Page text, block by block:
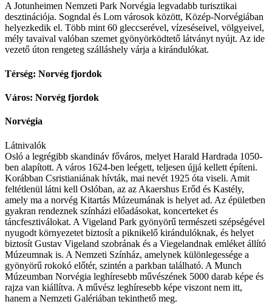
A Jotunheimen Nemzeti Park Norvégia legvadabb turisztikai
desztinációja. Sogndal és Lom városok között, Közép-Norvégiában
helyezkedik el. Több mint 60 gleccserével, vízeséseivel, völgyeivel,
mély tavaival valóban szemet gyönyörködtető látványt nyújt. Az ide
vezető úton rengeteg szálláshely várja a kirándulókat.
Térség: Norvég fjordok
Város: Norvég fjordok
Norvégia
Látnivalók
Osló a legrégibb skandináv főváros, melyet Harald Hardrada 1050-
ben alapított. A város 1624-ben leégett, teljesen újjá kellett építeni.
Korábban Csristianiának hívták, mai nevét 1925 óta viseli. Amit
feltétlenül látni kell Oslóban, az az Akaershus Erőd és Kastély,
amely ma a norvég Kitartás Múzeumának is helyet ad. Az épületben
gyakran rendeznek színházi előadásokat, koncerteket és
táncfesztiválokat. A Vigeland Park gyönyörű természeti szépségével
nyugodt környezetet biztosít a piknikelő kirándulóknak, és helyet
biztosít Gustav Vigeland szobrának és a Viegelandnak emléket állító
Múzeumnak is. A Nemzeti Színház, amelynek különlegessége a
gyönyörű rokokó előtér, szintén a parkban található. A Munch
Múzeumban Norvégia leghíresebb művészének 5000 darab képe és
rajza van kiállítva. A művész leghíresebb képe viszont nem itt,
hanem a Nemzeti Galériában tekinthető meg.